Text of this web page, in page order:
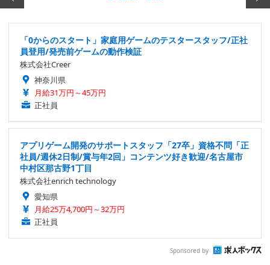
「0からのスタート」家庭用ゲームのテスタースタッフ/正社
員登用/発売前ゲームの動作検証
株式会社Creer
神奈川県
月給31万円～45万円
正社員
アプリゲーム開発のサポートスタッフ「27卒」資格不問「正
社員/週休2日制/賞与年2回」コンテンツ好き歓迎/名古屋市
中村区那古野1丁目
株式会社enrich technology
愛知県
月給25万4,700円～32万円
正社員
Sponsored by